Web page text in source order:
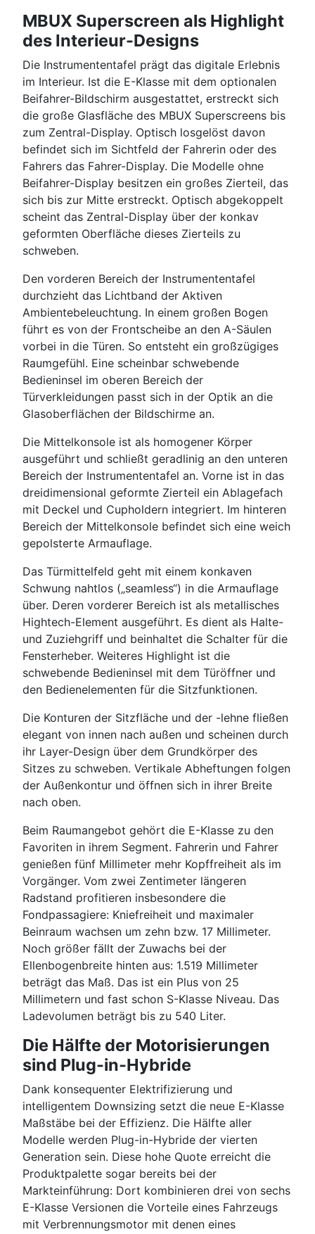
MBUX Superscreen als Highlight
des Interieur-Designs
Die Instrumententafel prägt das digitale Erlebnis
im Interieur. Ist die E-Klasse mit dem optionalen
Beifahrer-Bildschirm ausgestattet, erstreckt sich
die große Glasfläche des MBUX Superscreens bis
zum Zentral-Display. Optisch losgelöst davon
befindet sich im Sichtfeld der Fahrerin oder des
Fahrers das Fahrer-Display. Die Modelle ohne
Beifahrer-Display besitzen ein großes Zierteil, das
sich bis zur Mitte erstreckt. Optisch abgekoppelt
scheint das Zentral-Display über der konkav
geformten Oberfläche dieses Zierteils zu
schweben.
Den vorderen Bereich der Instrumententafel
durchzieht das Lichtband der Aktiven
Ambientebeleuchtung. In einem großen Bogen
führt es von der Frontscheibe an den A-Säulen
vorbei in die Türen. So entsteht ein großzügiges
Raumgefühl. Eine scheinbar schwebende
Bedieninsel im oberen Bereich der
Türverkleidungen passt sich in der Optik an die
Glasoberflächen der Bildschirme an.
Die Mittelkonsole ist als homogener Körper
ausgeführt und schließt geradlinig an den unteren
Bereich der Instrumententafel an. Vorne ist in das
dreidimensional geformte Zierteil ein Ablagefach
mit Deckel und Cupholdern integriert. Im hinteren
Bereich der Mittelkonsole befindet sich eine weich
gepolsterte Armauflage.
Das Türmittelfeld geht mit einem konkaven
Schwung nahtlos („seamless“) in die Armauflage
über. Deren vorderer Bereich ist als metallisches
Hightech-Element ausgeführt. Es dient als Halte-
und Zuziehgriff und beinhaltet die Schalter für die
Fensterheber. Weiteres Highlight ist die
schwebende Bedieninsel mit dem Türöffner und
den Bedienelementen für die Sitzfunktionen.
Die Konturen der Sitzfläche und der -lehne fließen
elegant von innen nach außen und scheinen durch
ihr Layer-Design über dem Grundkörper des
Sitzes zu schweben. Vertikale Abheftungen folgen
der Außenkontur und öffnen sich in ihrer Breite
nach oben.
Beim Raumangebot gehört die E-Klasse zu den
Favoriten in ihrem Segment. Fahrerin und Fahrer
genießen fünf Millimeter mehr Kopffreiheit als im
Vorgänger. Vom zwei Zentimeter längeren
Radstand profitieren insbesondere die
Fondpassagiere: Kniefreiheit und maximaler
Beinraum wachsen um zehn bzw. 17 Millimeter.
Noch größer fällt der Zuwachs bei der
Ellenbogenbreite hinten aus: 1.519 Millimeter
beträgt das Maß. Das ist ein Plus von 25
Millimetern und fast schon S-Klasse Niveau. Das
Ladevolumen beträgt bis zu 540 Liter.
Die Hälfte der Motorisierungen
sind Plug-in-Hybride
Dank konsequenter Elektrifizierung und
intelligentem Downsizing setzt die neue E-Klasse
Maßstäbe bei der Effizienz. Die Hälfte aller
Modelle werden Plug-in-Hybride der vierten
Generation sein. Diese hohe Quote erreicht die
Produktpalette sogar bereits bei der
Markteinführung: Dort kombinieren drei von sechs
E-Klasse Versionen die Vorteile eines Fahrzeugs
mit Verbrennungsmotor mit denen eines